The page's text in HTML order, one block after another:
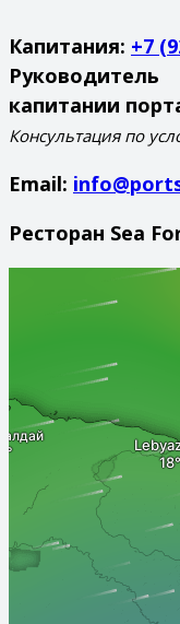
Капитания: +7
Руководитель
капитании
Консультация по
Email:
Ресторан Sea